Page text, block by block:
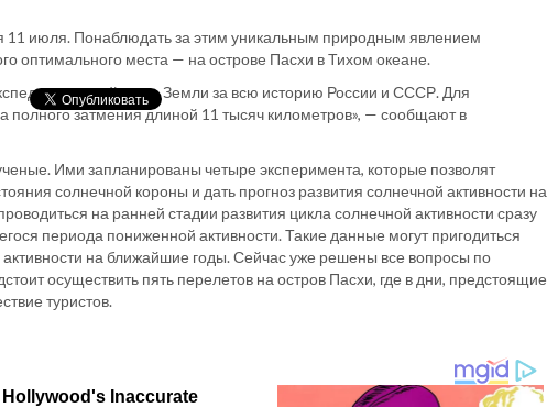
11 июля. Понаблюдать за этим уникальным природным явлением
оптимального места — на острове Пасхи в Тихом океане.
в этой точке Земли за всю историю России и СССР. Для
полного затмения длиной 11 тысяч километров», — сообщают в
Ими запланированы четыре эксперимента, которые позволят
солнечной короны и дать прогноз развития солнечной активности на
на ранней стадии развития цикла солнечной активности сразу
периода пониженной активности. Такие данные могут пригодиться
активности на ближайшие годы. Сейчас уже решены все вопросы по
осуществить пять перелетов на остров Пасхи, где в дни, предстоящие
туристов.